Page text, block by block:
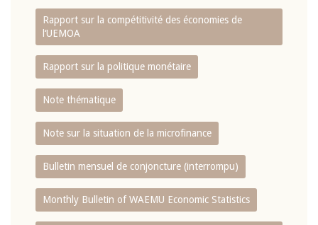
Rapport sur la compétitivité des économies de
l‘UEMOA
Rapport sur la politique monétaire
Note thématique
Note sur la situation de la microfinance
Bulletin mensuel de conjoncture (interrompu)
Monthly Bulletin of WAEMU Economic Statistics